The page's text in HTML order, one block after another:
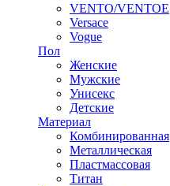
VENTO/VENTOE
Versace
Vogue
Пол
Женские
Мужские
Унисекс
Детские
Материал
Комбинированная
Металлическая
Пластмассовая
Титан